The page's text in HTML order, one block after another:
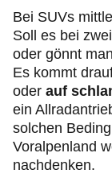
Bei SUVs
Soll es bei
oder gönnt
Es kommt
oder auf
ein
solchen
Voralpenland
nachdenken.